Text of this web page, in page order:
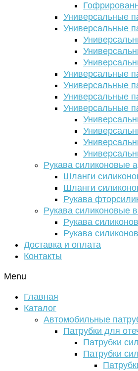
Универсальные
Универсальные
Универсальные
Универсальные
Универсальные
Универсальные
Рукава силиконовые
Шланги
Шланги
Рукава
Рукава силиконовые
Рукава
Рукава
Доставка и оплата
Контакты
Menu
Главная
Каталог
Автомобильные
Патрубки для
Патрубки
Патрубки